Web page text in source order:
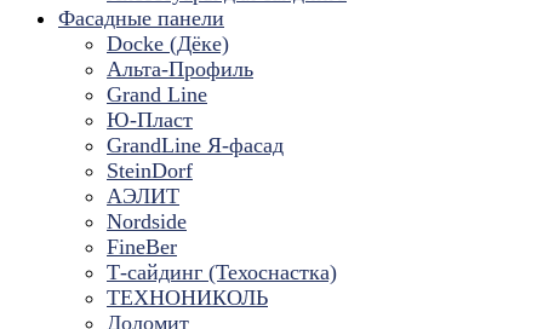
Фасадные панели
Docke (Дёке)
Альта-Профиль
Grand Line
Ю-Пласт
GrandLine Я-фасад
SteinDorf
АЭЛИТ
Nordside
FineBer
Т-сайдинг (Техоснастка)
ТЕХНОНИКОЛЬ
Доломит